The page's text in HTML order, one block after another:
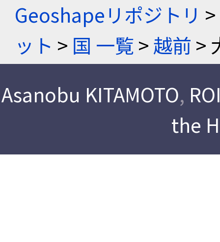
Geoshapeリポジトリ >
ット > 国 一覧>越前 >
Asanobu KITAMOTO,
the